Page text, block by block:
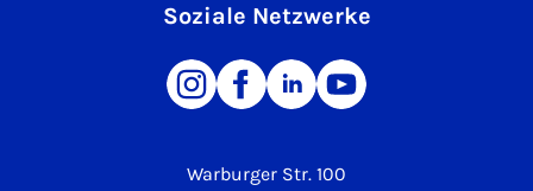
Warburger Str. 100
Soziale Netzwerke